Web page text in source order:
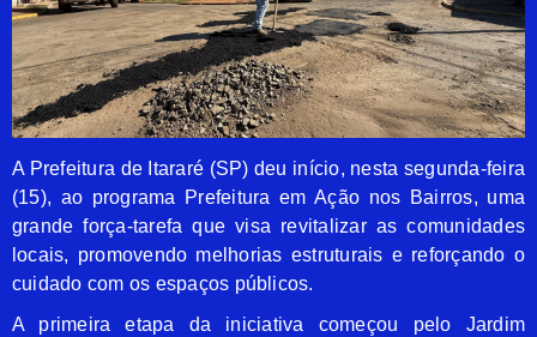
A Prefeitura de Itararé (SP) deu início, nesta segunda-feira
(15), ao programa Prefeitura em Ação nos Bairros, uma
grande força-tarefa que visa revitalizar as comunidades
locais, promovendo melhorias estruturais e reforçando o
cuidado com os espaços públicos.
A primeira etapa da iniciativa começou pelo Jardim